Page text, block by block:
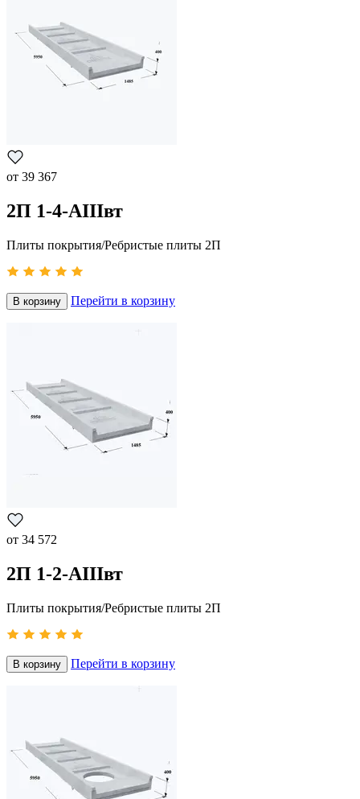
от 39 367
2П 1-4-АIIIвт
Плиты покрытия/Ребристые плиты 2П
В корзину Перейти в корзину
от 34 572
2П 1-2-АIIIвт
Плиты покрытия/Ребристые плиты 2П
В корзину Перейти в корзину